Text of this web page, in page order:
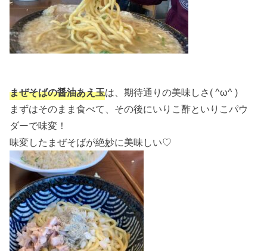
まぜそばの醤油あえ玉は、期待通りの美味しさ( ^ω^ )
まずはそのまま食べて、その後にいりこ酢といりこパウ
ダーで味変！
味変したまぜそばが絶妙に美味しい♡